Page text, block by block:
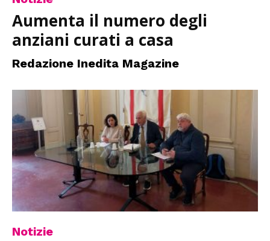
Aumenta il numero degli
anziani curati a casa
Redazione Inedita Magazine
Notizie